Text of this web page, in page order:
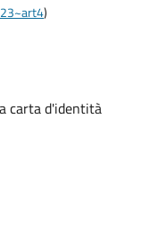
)
carta d'identità